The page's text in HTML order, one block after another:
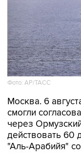
Фото: AP/ТАСС
Москва. 6
смогли
через
действовать 60
"Аль-Арабийя"